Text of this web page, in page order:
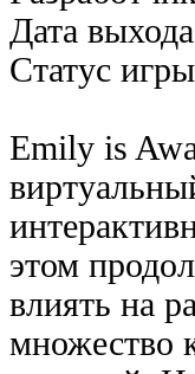
Дата
Статус
Emily is
этом
влиять на
множество